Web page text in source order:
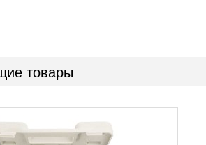
товары